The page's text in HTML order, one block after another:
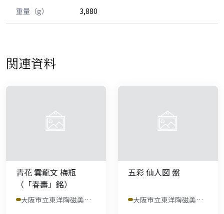
重量（g） 3,880
関連資料
青花 雲龍文 梅瓶
（「春壽」銘）
大阪市立東洋陶磁美術館
五彩 仙人図 盤
大阪市立東洋陶磁美術館